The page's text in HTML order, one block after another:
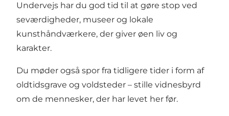
Undervejs har du god tid til at gøre stop ved
seværdigheder, museer og lokale
kunsthåndværkere, der giver øen liv og
karakter.
Du møder også spor fra tidligere tider i form af
oldtidsgrave og voldsteder – stille vidnesbyrd
om de mennesker, der har levet her før.